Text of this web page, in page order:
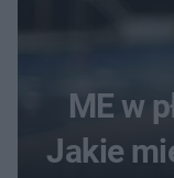
ME w
Jakie